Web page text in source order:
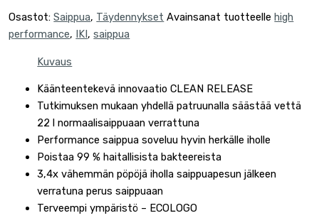
Osastot:Saippua, Täydennykset Avainsanat tuotteellehigh
performance, IKI,saippua
Kuvaus
Käänteentekevä innovaatio CLEAN RELEASE
Tutkimuksen mukaan yhdellä patruunalla säästää vettä
22 l normaalisaippuaan verrattuna
Performance saippua soveluu hyvin herkälle iholle
Poistaa 99 % haitallisista bakteereista
3,4x vähemmän pöpöjä iholla saippuapesun jälkeen
verratuna perus saippuaan
Terveempi ympäristö – ECOLOGO